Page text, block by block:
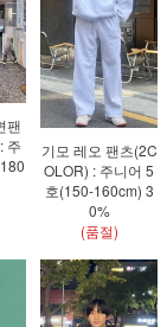
팬
주
기모 레오 팬츠(2C
OLOR) : 주니어 5
호(150-160cm) 3
0%
(품절)